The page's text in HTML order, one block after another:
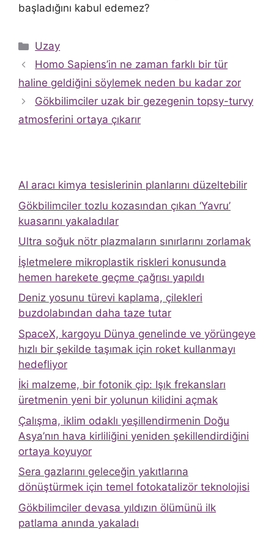
başladığını kabul edemez?
Kategoriler
Uzay
Homo Sapiens’in ne zaman farklı bir tür
haline geldiğini söylemek neden bu kadar zor
Gökbilimciler uzak bir gezegenin topsy-turvy
atmosferini ortaya çıkarır
AI aracı kimya tesislerinin planlarını düzeltebilir
Gökbilimciler tozlu kozasından çıkan ‘Yavru’
kuasarını yakaladılar
Ultra soğuk nötr plazmaların sınırlarını zorlamak
İşletmelere mikroplastik riskleri konusunda
hemen harekete geçme çağrısı yapıldı
Deniz yosunu türevi kaplama, çilekleri
buzdolabından daha taze tutar
SpaceX, kargoyu Dünya genelinde ve yörüngeye
hızlı bir şekilde taşımak için roket kullanmayı
hedefliyor
İki malzeme, bir fotonik çip: Işık frekansları
üretmenin yeni bir yolunun kilidini açmak
Çalışma, iklim odaklı yeşillendirmenin Doğu
Asya’nın hava kirliliğini yeniden şekillendirdiğini
ortaya koyuyor
Sera gazlarını geleceğin yakıtlarına
dönüştürmek için temel fotokatalizör teknolojisi
Gökbilimciler devasa yıldızın ölümünü ilk
patlama anında yakaladı